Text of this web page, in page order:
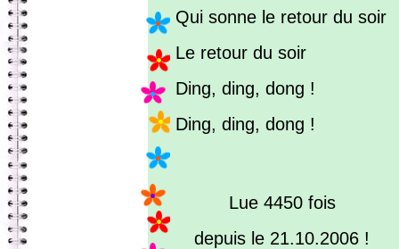
Qui sonne le retour du soir
Le retour du soir
Ding, ding, dong !
Ding, ding, dong !
Lue 4450 fois
depuis le 21.10.2006 !